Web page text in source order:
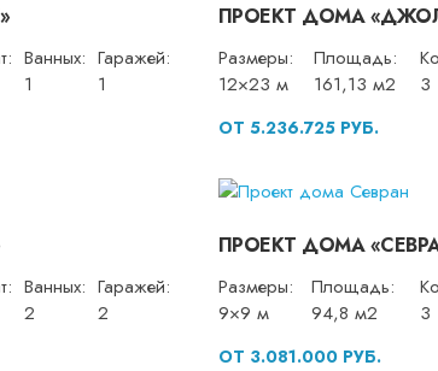
Ванных:
1
Гаражей:
1
ПРОЕКТ ДОМА
Размеры:
12×23 м
Площадь:
161,13 м2
3
ОТ 5.236.725 РУБ.
Ванных:
2
Гаражей:
2
ПРОЕКТ ДОМА
Размеры:
9×9 м
Площадь:
94,8 м2
3
ОТ 3.081.000 РУБ.